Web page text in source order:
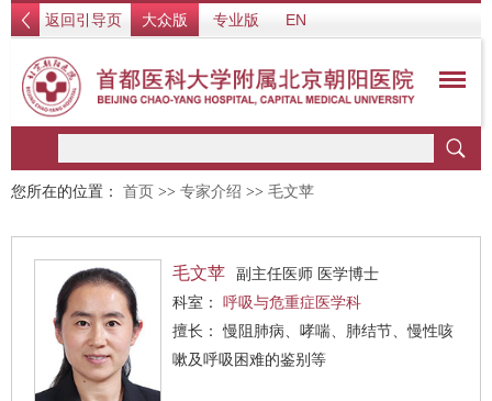
返回引导页 大众版 专业版 EN
您所在的位置： 首页 >> 专家介绍 >> 毛文苹
毛文苹
副主任医师 医学博士
科室： 呼吸与危重症医学科
擅长： 慢阻肺病、哮喘、肺结节、慢性咳
嗽及呼吸困难的鉴别等